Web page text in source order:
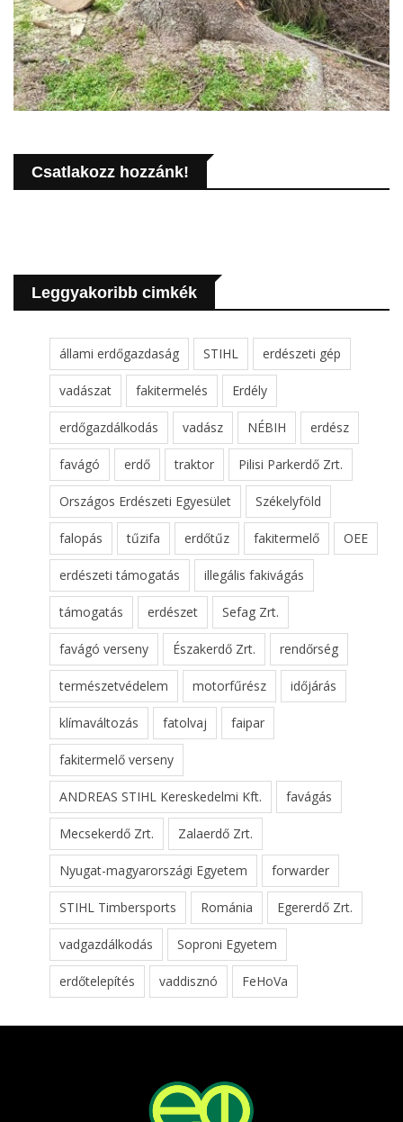
Csatlakozz hozzánk!
Leggyakoribb cimkék
állami erdőgazdaság STIHL erdészeti gép
vadászat fakitermelés Erdély
erdőgazdálkodás vadász NÉBIH erdész
favágó erdő traktor Pilisi Parkerdő Zrt.
Országos Erdészeti Egyesület Székelyföld
falopás tűzifa erdőtűz fakitermelő OEE
erdészeti támogatás illegális fakivágás
támogatás erdészet Sefag Zrt.
favágó verseny Északerdő Zrt. rendőrség
természetvédelem motorfűrész időjárás
klímaváltozás fatolvaj faipar
fakitermelő verseny
ANDREAS STIHL Kereskedelmi Kft. favágás
Mecsekerdő Zrt. Zalaerdő Zrt.
Nyugat-magyarországi Egyetem forwarder
STIHL Timbersports Románia Egererdő Zrt.
vadgazdálkodás Soproni Egyetem
erdőtelepítés vaddisznó FeHoVa